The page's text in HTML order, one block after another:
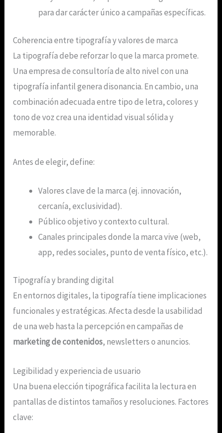
para dar carácter único a campañas específicas.
Coherencia entre tipografía y valores de marca
La tipografía debe reforzar lo que la marca promete.
Una empresa de consultoría de alto nivel con una
tipografía infantil genera disonancia. En cambio, una
combinación adecuada entre tipo de letra, colores y
tono de voz crea una identidad visual sólida y
memorable.
Antes de elegir, define:
Valores clave de la marca (ej. innovación,
cercanía, exclusividad).
Público objetivo y contexto cultural.
Canales principales donde la marca vive (web,
app, redes sociales, punto de venta físico, etc.).
Tipografía y branding digital
En entornos digitales, la tipografía tiene implicaciones
funcionales y estratégicas. Afecta desde la usabilidad
de una web hasta la percepción en campañas de
marketing de contenidos, newsletters o anuncios.
Legibilidad y experiencia de usuario
Una buena elección tipográfica facilita la lectura en
pantallas de distintos tamaños y resoluciones. Factores
clave: